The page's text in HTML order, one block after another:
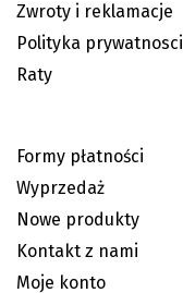
Zwroty i reklamacje
Polityka prywatnosci
Raty
Formy płatności
Wyprzedaż
Nowe produkty
Kontakt z nami
Moje konto